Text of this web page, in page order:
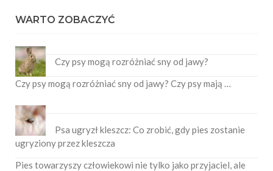
WARTO ZOBACZYĆ
Czy psy mogą rozróżniać sny od jawy?
Czy psy mogą rozróżniać sny od jawy? Czy psy mają …
Psa ugryzł kleszcz: Co zrobić, gdy pies zostanie
ugryziony przez kleszcza
Pies towarzyszy człowiekowi nie tylko jako przyjaciel, ale